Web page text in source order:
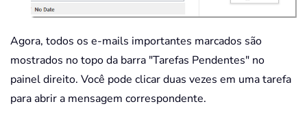
Agora, todos os e-mails importantes marcados são
mostrados no topo da barra "Tarefas Pendentes" no
painel direito. Você pode clicar duas vezes em uma tarefa
para abrir a mensagem correspondente.